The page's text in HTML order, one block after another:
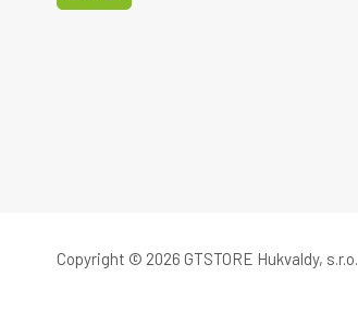
Copyright © 2026 GTSTORE Hukvaldy, s.r.o.